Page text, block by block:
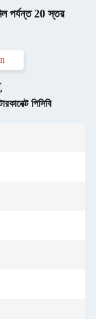
পর্যন্ত 20 স্তর
,
পিসিবি